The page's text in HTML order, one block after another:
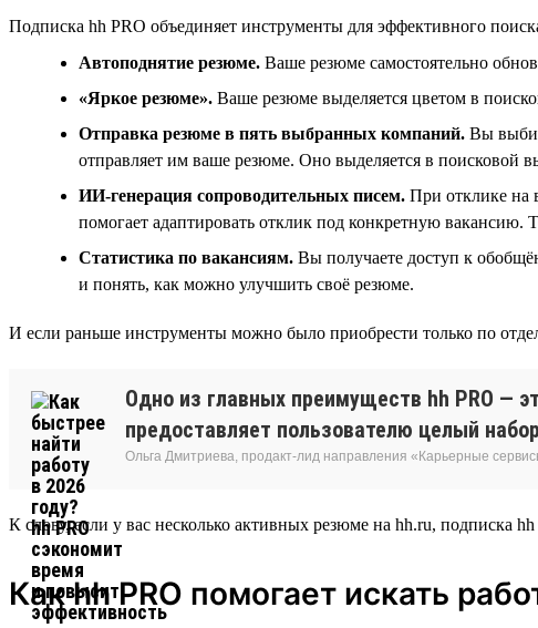
Подписка hh PRO объединяет инструменты для эффективного
Автоподнятие резюме. Ваше резюме самостоятельно
«Яркое резюме». Ваше резюме выделяется цветом в
Отправка резюме в пять выбранных компаний. Вы
отправляет им ваше резюме. Оно выделяется в поисковой
ИИ-генерация сопроводительных писем. При отклике на
помогает адаптировать отклик под конкретную вакансию.
Статистика по вакансиям. Вы получаете доступ к
и понять, как можно улучшить своё резюме.
И если раньше инструменты можно было приобрести только по
Одно из главных преимуществ hh PRO —
предоставляет пользователю целый
Ольга Дмитриева, продакт-лид направления «Карьерные
К слову, если у вас несколько активных резюме на hh.ru, подписка
Как hh PRO помогает искать